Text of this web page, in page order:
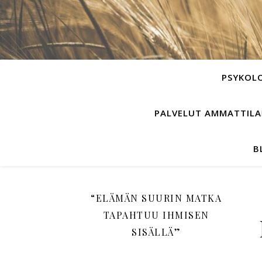
PALVELUT
“ELÄMÄN SUURIN MATKA
TAPAHTUU IHMISEN
SISÄLLÄ”